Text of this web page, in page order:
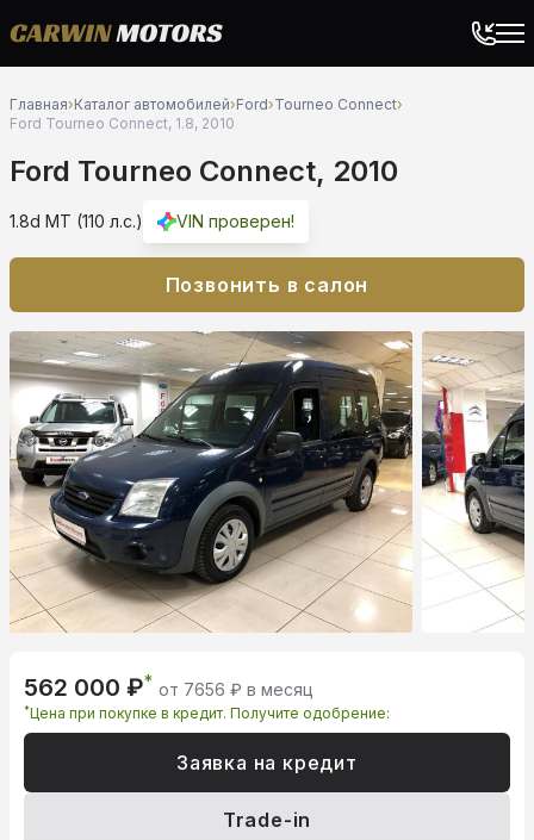
Главная›Каталог автомобилей›Ford›Tourneo Connect›
Ford Tourneo Connect, 1.8, 2010
Ford Tourneo Connect, 2010
1.8d MT (110 л.с.) VIN проверен!
Позвонить в салон
562 000 ₽* от 7656 ₽ в месяц
*Цена при покупке в кредит. Получите одобрение:
Заявка на кредит
Trade-in